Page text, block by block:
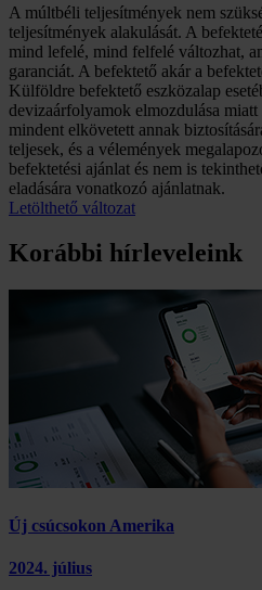
A múltbéli teljesítmények nem
teljesítmények alakulását. A
mind lefelé, mind felfelé változhat,
garanciát. A befektető akár a
Külföldre befektető eszközalap
devizaárfolyamok elmozdulása
mindent elkövetett annak
teljesek, és a vélemények
befektetési ajánlat és nem is
eladására vonatkozó ajánlatnak.
Letölthető változat
Korábbi hírleveleink
Új csúcsokon Amerika
2024. július